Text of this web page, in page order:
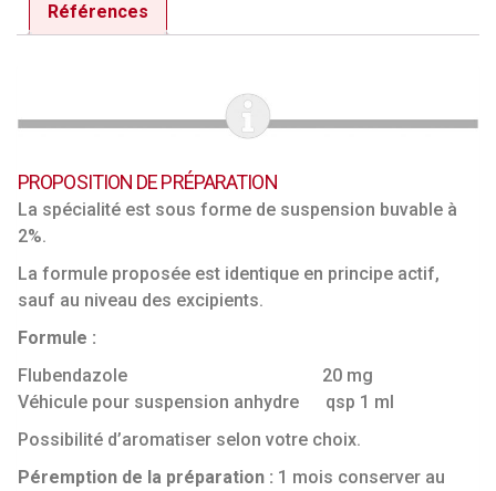
Références
PROPOSITION DE PRÉPARATION
La spécialité est sous forme de suspension buvable à
2%.
La formule proposée est identique en principe actif,
sauf au niveau des excipients.
Formule :
Flubendazole 20 mg
Véhicule pour suspension anhydre qsp 1 ml
Possibilité d’aromatiser selon votre choix.
Péremption de la préparation : 1 mois conserver au